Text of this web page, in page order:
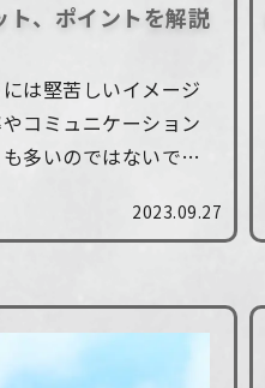
ト、ポイントを解説
は堅苦しいイメージ
コミュニケーション
多いのではないでし
「オフサイトミーティ
2023.09.27